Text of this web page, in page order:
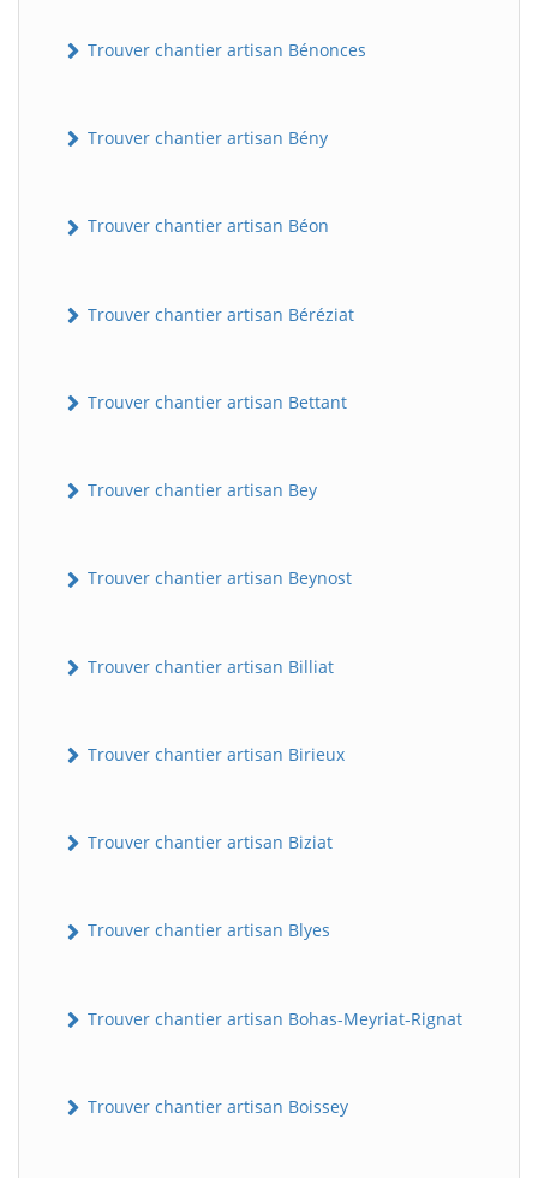
Trouver chantier artisan Bénonces
Trouver chantier artisan Bény
Trouver chantier artisan Béon
Trouver chantier artisan Béréziat
Trouver chantier artisan Bettant
Trouver chantier artisan Bey
Trouver chantier artisan Beynost
Trouver chantier artisan Billiat
Trouver chantier artisan Birieux
Trouver chantier artisan Biziat
Trouver chantier artisan Blyes
Trouver chantier artisan Bohas-Meyriat-Rignat
Trouver chantier artisan Boissey